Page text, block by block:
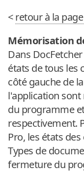
<retour à la
Mémorisation
Dans
états de tous les
côté gauche de
l'application sont
du programme
respectivement.
Pro, les états
Types de
fermeture du